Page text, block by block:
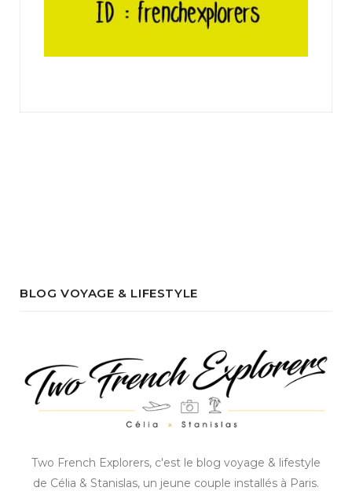
BLOG VOYAGE & LIFESTYLE
Two French Explorers, c'est le blog voyage & lifestyle
de Célia & Stanislas, un jeune couple installés à Paris.